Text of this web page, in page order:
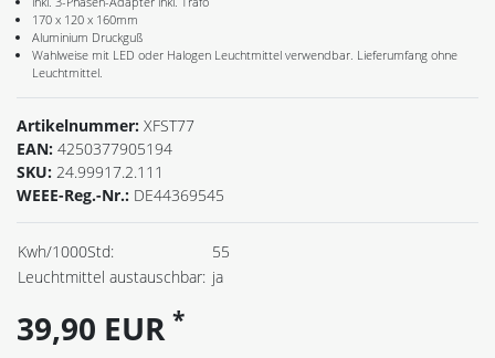
170 x 120 x 160mm
Aluminium Druckguß
Wahlweise mit LED oder Halogen Leuchtmittel verwendbar. Lieferumfang ohne
Leuchtmittel.
Artikelnummer: XFST77
EAN: 4250377905194
SKU: 24.99917.2.111
WEEE-Reg.-Nr.: DE44369545
Kwh/1000Std:
55
Leuchtmittel austauschbar: ja
39,90 EUR *